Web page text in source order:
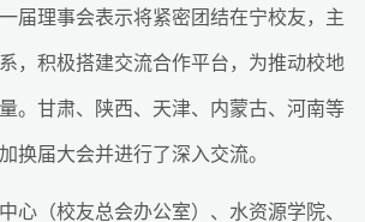
届理事会表示将紧密团结在宁校友，主
，积极搭建交流合作平台，为推动校地
。甘肃、陕西、天津、内蒙古、河南等
换届大会并进行了深入交流。
心（校友总会办公室）、水资源学院、